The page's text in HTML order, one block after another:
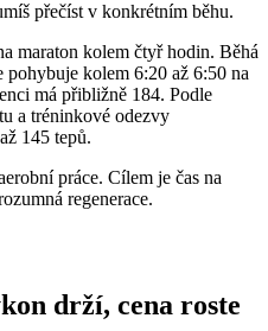
přečíst v konkrétním běhu.
maraton kolem čtyř hodin. Běhá
pohybuje kolem 6:20 až 6:50 na
má přibližně 184. Podle
a tréninkové odezvy
145 tepů.
práce. Cílem je čas na
regenerace.
drží, cena roste